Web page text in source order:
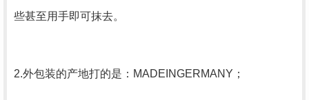
些甚至用手即可抹去。
2.外包装的产地打的是：MADEINGERMANY；